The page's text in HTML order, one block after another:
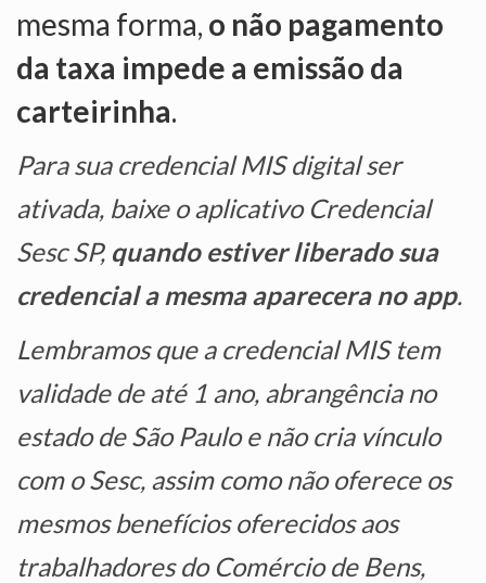
mesma forma, o não pagamento
da taxa impede a emissão da
carteirinha.
Para sua credencial MIS digital ser
ativada, baixe o aplicativo Credencial
Sesc SP, quando estiver liberado sua
credencial a mesma aparecera no app.
Lembramos que a credencial MIS tem
validade de até 1 ano, abrangência no
estado de São Paulo e não cria vínculo
com o Sesc, assim como não oferece os
mesmos benefícios oferecidos aos
trabalhadores do Comércio de Bens,